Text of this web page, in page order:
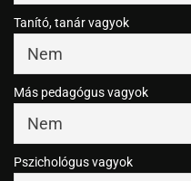
Tanító, tanár vagyok
Más pedagógus vagyok
Pszichológus vagyok